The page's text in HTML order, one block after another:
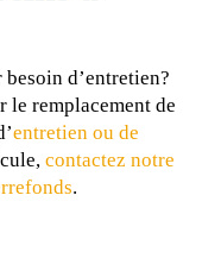
d’entretien?
le remplacement de
entretien ou de
contactez notre
.